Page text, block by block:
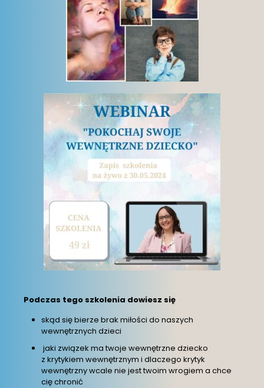
Podczas tego szkolenia dowiesz się
skąd się bierze brak miłości do naszych
wewnętrznych dzieci
jaki związek ma twoje wewnętrzne dziecko
z krytykiem wewnętrznym i dlaczego krytyk
wewnętrzny wcale nie jest twoim wrogiem a chce
cię chronić